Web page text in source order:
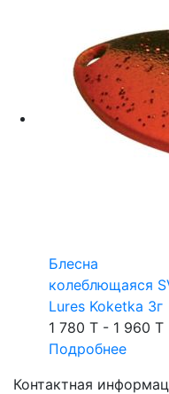
Блесна
колеблющаяся
Lures Koketka 3г
1 780 T - 1 960 T
Подробнее
Контактная